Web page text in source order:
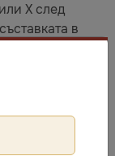
X след
в
до + 25 °C,